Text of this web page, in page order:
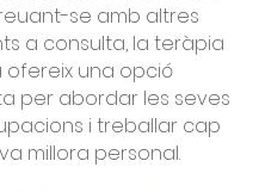
se amb altres
a consulta, la teràpia
ofereix una opció
per abordar les seves
i treballar cap
millora personal.